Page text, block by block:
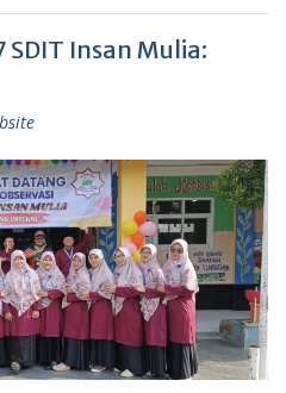
SDIT Insan Mulia: